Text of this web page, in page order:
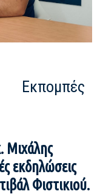
Εκπομπές
Μιχάλης
εκδηλώσεις
Φιστικιού.